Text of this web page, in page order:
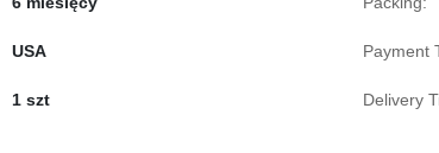
USA Payment
1 szt Delivery